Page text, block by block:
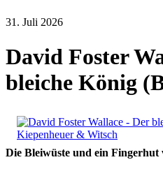
31. Juli 2026
David Foster
bleiche König
Die Bleiwüste und ein Fingerhut